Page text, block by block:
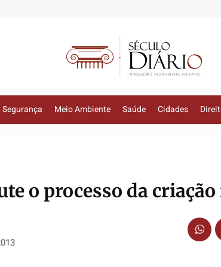
Segurança Meio Ambiente Saúde Cidades
o processo da